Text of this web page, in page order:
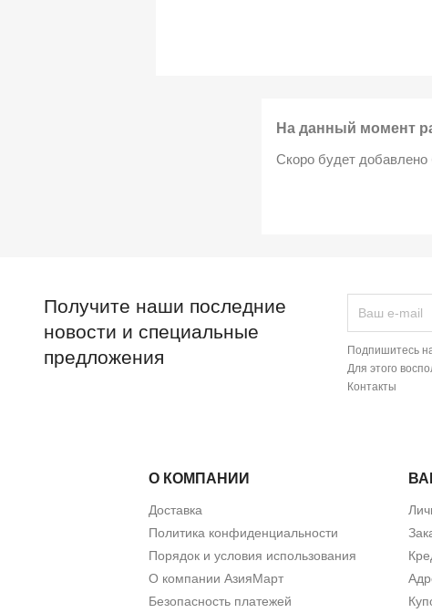
На данный момент
Скоро будет добавлено
Получите наши последние
новости и специальные
предложения
Подпишитесь
Для этого
Контакты
О КОМПАНИИ
Доставка
Политика конфиденциальности
Порядок и условия использования
О компании АзияМарт
Безопасность платежей